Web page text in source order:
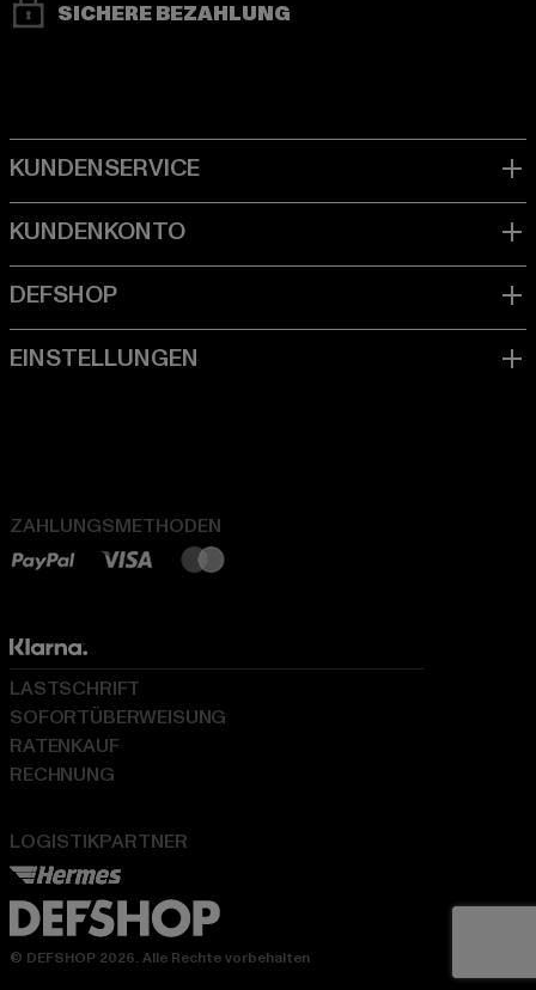
SICHERE BEZAHLUNG
ZAHLUNGSMETHODEN
LOGISTIKPARTNER
LASTSCHRIFT
SOFORTÜBERWEISUNG
RATENKAUF
RECHNUNG
© DEFSHOP 2026. Alle Rechte vorbehalten